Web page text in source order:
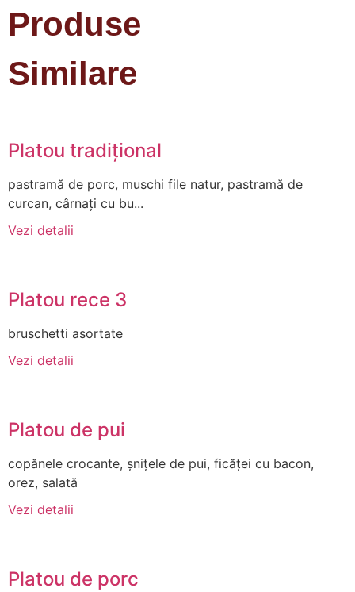
Produse
Similare
Platou tradițional
pastramă de porc, muschi file natur, pastramă de
curcan, cârnați cu bu...
Vezi detalii
Platou rece 3
bruschetti asortate
Vezi detalii
Platou de pui
copănele crocante, șnițele de pui, ficăței cu bacon,
orez, salată
Vezi detalii
Platou de porc